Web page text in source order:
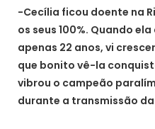
-Cecília ficou doente na
os seus 100%. Quando ela
apenas 22 anos, vi
que bonito vê-la
vibrou o campeão
durante a transmissão